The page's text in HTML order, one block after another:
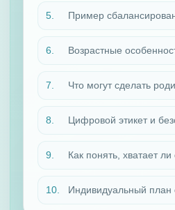
Пример
Возрастные
Что могут сделать
Цифровой этикет и
Как понять, хватает
Индивидуальный план